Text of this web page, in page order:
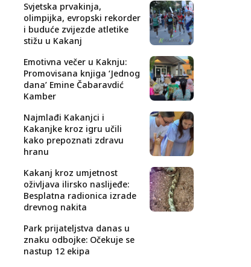
Svjetska prvakinja,
olimpijka, evropski rekorder
i buduće zvijezde atletike
stižu u Kakanj
Emotivna večer u Kaknju:
Promovisana knjiga ‘Jednog
dana’ Emine Čabaravdić
Kamber
Najmlađi Kakanjci i
Kakanjke kroz igru učili
kako prepoznati zdravu
hranu
Kakanj kroz umjetnost
oživljava ilirsko naslijeđe:
Besplatna radionica izrade
drevnog nakita
Park prijateljstva danas u
znaku odbojke: Očekuje se
nastup 12 ekipa